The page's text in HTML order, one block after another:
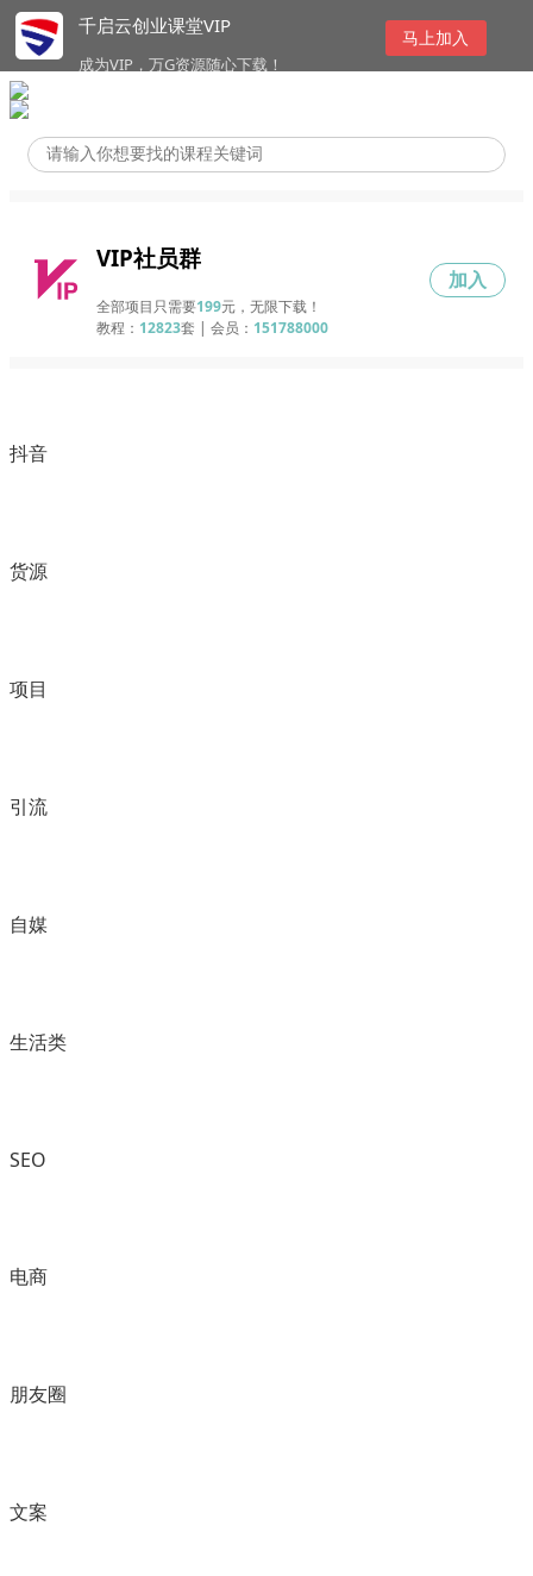
千启云创业课堂VIP
成为VIP，万G资源随心下载！
马上加入
VIP社员群
全部项目只需要199元，无限下载！
教程： 12823套 | 会员： 151788000
加入
抖音
货源
项目
引流
自媒
生活类
SEO
电商
朋友圈
文案